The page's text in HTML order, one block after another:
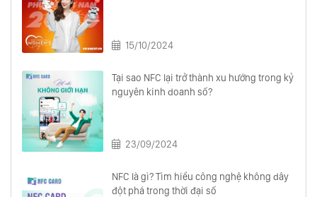
15/10/2024
Tại sao NFC lại trở thành xu hướng trong kỷ
nguyên kinh doanh số?
23/09/2024
NFC là gì? Tìm hiểu công nghệ không dây
đột phá trong thời đại số